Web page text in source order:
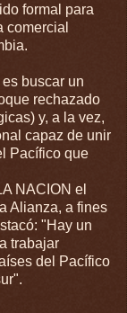
formal para
comercial
es buscar un
rechazado
y, a la vez,
capaz de unir
Pacífico que
NACION el
Alianza, a fines
"Hay un
trabajar
del Pacífico